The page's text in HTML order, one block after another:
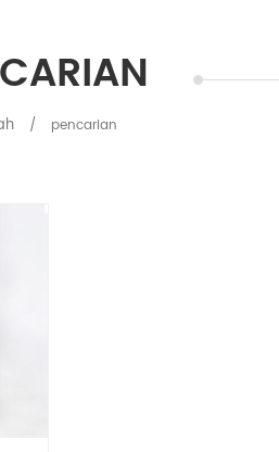
/ pencarian